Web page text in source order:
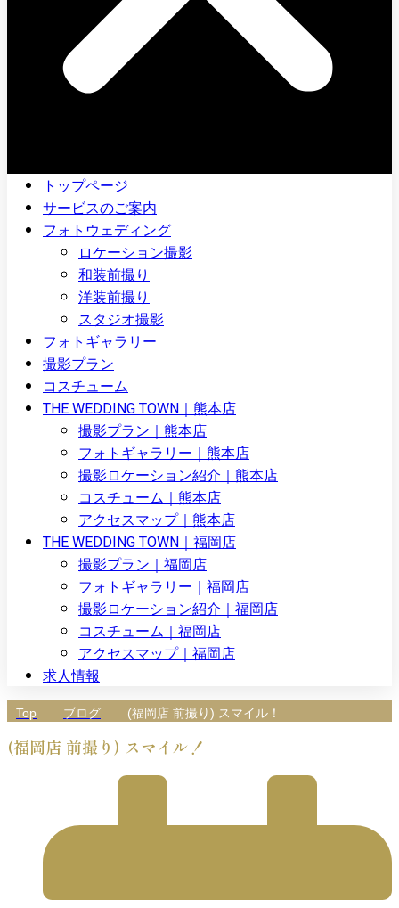
トップページ
サービスのご案内
フォトウェディング
ロケーション撮影
和装前撮り
洋装前撮り
スタジオ撮影
フォトギャラリー
撮影プラン
コスチューム
THE WEDDING TOWN｜熊本店
撮影プラン｜熊本店
フォトギャラリー｜熊本店
撮影ロケーション紹介｜熊本店
コスチューム｜熊本店
アクセスマップ｜熊本店
THE WEDDING TOWN｜福岡店
撮影プラン｜福岡店
フォトギャラリー｜福岡店
撮影ロケーション紹介｜福岡店
コスチューム｜福岡店
アクセスマップ｜福岡店
求人情報
Top ブログ (福岡店 前撮り) スマイル！
(福岡店 前撮り) スマイル！